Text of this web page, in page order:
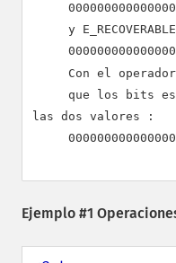
Con el
las dos valores :
Ejemplo #1